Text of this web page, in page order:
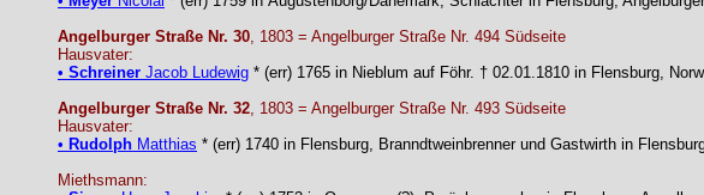
Angelburger Straße Nr. 30, 1803 = Angelburger Straße Nr. 494 Südseite
Hausvater:
• Schreiner Jacob Ludewig * (err) 1765 in Nieblum auf Föhr. † 02.01.1810 in Flensburg,
Angelburger Straße Nr. 32, 1803 = Angelburger Straße Nr. 493 Südseite
Hausvater:
• Rudolph Matthias * (err) 1740 in Flensburg, Branndtweinbrenner und Gastwirth in
Miethsmann: